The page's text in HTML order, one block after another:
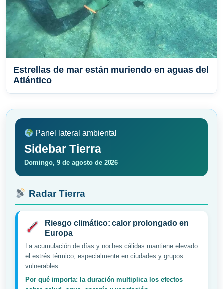
Estrellas de mar están muriendo en aguas del
Atlántico
Panel lateral ambiental
Sidebar Tierra
Domingo, 9 de agosto de 2026
Radar Tierra
Riesgo climático: calor prolongado en
Europa
La acumulación de días y noches cálidas mantiene elevado
el estrés térmico, especialmente en ciudades y grupos
vulnerables.
Por qué importa: la duración multiplica los efectos